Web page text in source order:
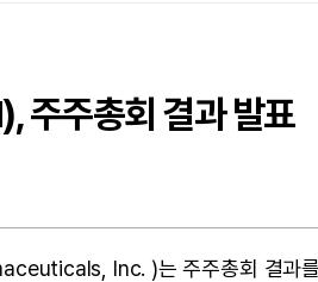
주주총회 결과 발표
Inc. )는 주주총회 결과